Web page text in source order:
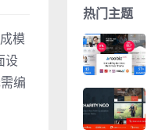
模
设
编
热门主题